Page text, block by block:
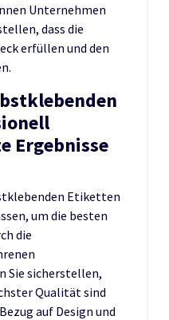
Unternehmen
dass die
erfüllen und den
Ergebnisse
Etiketten
um die besten
die
Sie sicherstellen,
Qualität sind
auf Design und